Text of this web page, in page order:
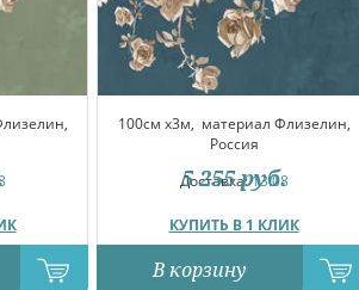
100см x3м, материал Флизелин,
Россия
Доставка:13.08
КУПИТЬ В 1 КЛИК
5 255 руб.
В корзину